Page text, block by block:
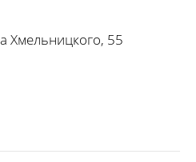
Хмельницкого, 55